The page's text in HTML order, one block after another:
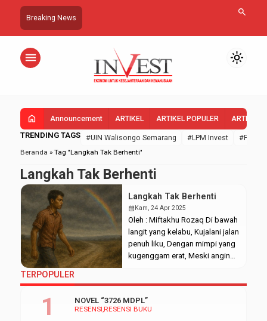
Breaking News search
menu light_mode
home Announcement ARTIKEL ARTIKEL POPULER ARTIKEL
TRENDING TAGS #UIN Walisongo Semarang #LPM Invest
#FEBI
Beranda » Tag "Langkah Tak Berhenti"
Langkah Tak Berhenti
Langkah Tak Berhenti
calendar_monthKam, 24 Apr 2025
Oleh : Miftakhu Rozaq Di bawah
langit yang kelabu, Kujalani jalan
penuh liku, Dengan mimpi yang
kugenggam erat, Meski angin
penuh harapan, Beban di
TERPOPULER
RESENSI RESENSI BUKU
NOVEL “3726 MDPL”